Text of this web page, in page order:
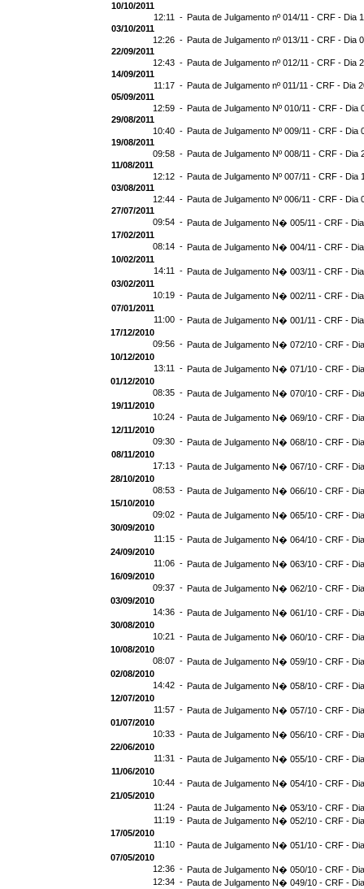
10/10/2011
12:11 - Pauta de Julgamento nº 014/11 - CRF - Dia
03/10/2011
12:26 - Pauta de Julgamento nº 013/11 - CRF - Dia
22/09/2011
12:43 - Pauta de Julgamento nº 012/11 - CRF - Dia
14/09/2011
11:17 - Pauta de Julgamento nº 011/11 - CRF - Dia
05/09/2011
12:59 - Pauta de Julgamento Nº 010/11 - CRF - Dia
29/08/2011
10:40 - Pauta de Julgamento Nº 009/11 - CRF - Dia
19/08/2011
09:58 - Pauta de Julgamento Nº 008/11 - CRF - Dia
11/08/2011
12:12 - Pauta de Julgamento Nº 007/11 - CRF - Dia
03/08/2011
12:44 - Pauta de Julgamento Nº 006/11 - CRF - Dia
27/07/2011
09:54 - Pauta de Julgamento N� 005/11 - CRF -
17/02/2011
08:14 - Pauta de Julgamento N� 004/11 - CRF -
10/02/2011
14:11 - Pauta de Julgamento N� 003/11 - CRF -
03/02/2011
10:19 - Pauta de Julgamento N� 002/11 - CRF -
07/01/2011
11:00 - Pauta de Julgamento N� 001/11 - CRF -
17/12/2010
09:56 - Pauta de Julgamento N� 072/10 - CRF -
10/12/2010
13:11 - Pauta de Julgamento N� 071/10 - CRF -
01/12/2010
08:35 - Pauta de Julgamento N� 070/10 - CRF -
19/11/2010
10:24 - Pauta de Julgamento N� 069/10 - CRF -
12/11/2010
09:30 - Pauta de Julgamento N� 068/10 - CRF -
08/11/2010
17:13 - Pauta de Julgamento N� 067/10 - CRF -
28/10/2010
08:53 - Pauta de Julgamento N� 066/10 - CRF -
15/10/2010
09:02 - Pauta de Julgamento N� 065/10 - CRF -
30/09/2010
11:15 - Pauta de Julgamento N� 064/10 - CRF -
24/09/2010
11:06 - Pauta de Julgamento N� 063/10 - CRF -
16/09/2010
09:37 - Pauta de Julgamento N� 062/10 - CRF -
03/09/2010
14:36 - Pauta de Julgamento N� 061/10 - CRF -
30/08/2010
10:21 - Pauta de Julgamento N� 060/10 - CRF -
10/08/2010
08:07 - Pauta de Julgamento N� 059/10 - CRF -
02/08/2010
14:42 - Pauta de Julgamento N� 058/10 - CRF -
12/07/2010
11:57 - Pauta de Julgamento N� 057/10 - CRF -
01/07/2010
10:33 - Pauta de Julgamento N� 056/10 - CRF -
22/06/2010
11:31 - Pauta de Julgamento N� 055/10 - CRF -
11/06/2010
10:44 - Pauta de Julgamento N� 054/10 - CRF -
21/05/2010
11:24 - Pauta de Julgamento N� 053/10 - CRF -
11:19 - Pauta de Julgamento N� 052/10 - CRF -
17/05/2010
11:10 - Pauta de Julgamento N� 051/10 - CRF -
07/05/2010
12:36 - Pauta de Julgamento N� 050/10 - CRF -
12:34 - Pauta de Julgamento N� 049/10 - CRF -